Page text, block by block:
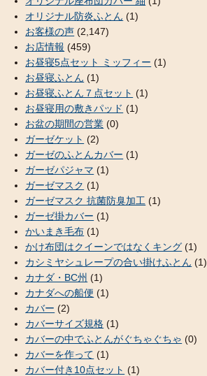
オリジナル防炎ふとん (1)
お客様の声 (2,147)
お店情報 (459)
お昼寝5点セット ミッフィー (1)
お昼寝ふとん (1)
お昼寝ふとん７点セット (1)
お昼寝用の敷きパッド (1)
お盆の期間の営業 (0)
ガーゼケット (2)
ガーゼのふとんカバー (1)
ガーゼパジャマ (1)
ガーゼマスク (1)
ガーゼマスク 抗菌防臭加工 (1)
ガーゼ掛カバー (1)
かいまき毛布 (1)
かけ布団はクイーンではなくキング (1)
カシミヤシュレープの合い掛けふとん (1)
カナダ・BC州 (1)
カナダへの船便 (1)
カバー (2)
カバーサイズ規格 (1)
カバーの中でふとんがぐちゃぐちゃ (0)
カバーを作って (1)
カバー付き10点セット (1)